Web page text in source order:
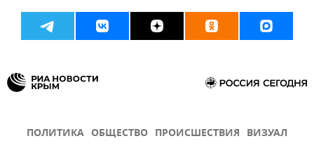
ПОЛИТИКА ОБЩЕСТВО ПРОИСШЕСТВИЯ ВИЗУАЛ